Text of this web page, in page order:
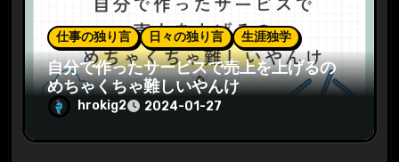
仕事の独り言 日々の独り言 生涯独学
自分で作ったサービスで売上を上げるの
めちゃくちゃ難しいやんけ
hrokig2 2024-01-27